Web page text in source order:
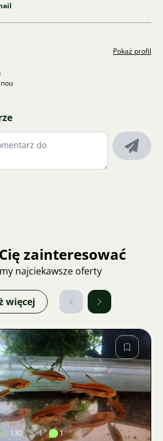
Pokaż profil
zainteresować
najciekawsze oferty
więcej
Zdjęcie
130 1 1